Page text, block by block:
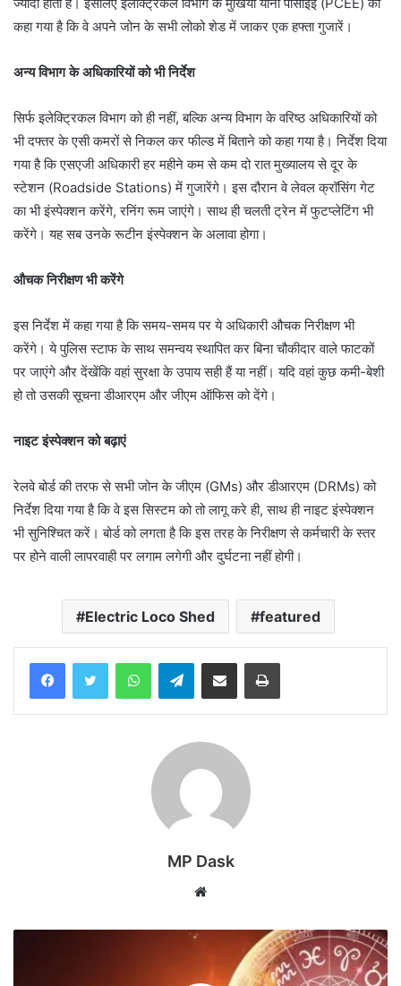
कहा गया है कि वे अपने जोन के सभी लोको शेड में जाकर एक हफ्ता गुजारें।
अन्य विभाग के अधिकारियों को भी निर्देश
सिर्फ इलेक्ट्रिकल विभाग को ही नहीं, बल्कि अन्य विभाग के वरिष्ठ अधिकारियों को
भी दफ्तर के एसी कमरों से निकल कर फील्ड में बिताने को कहा गया है। निर्देश दिया
गया है कि एसएजी अधिकारी हर महीने कम से कम दो रात मुख्यालय से दूर के
स्टेशन (Roadside Stations) में गुजारेंगे। इस दौरान वे लेवल क्रॉसिंग गेट
का भी इंस्पेक्शन करेंगे, रनिंग रूम जाएंगे। साथ ही चलती ट्रेन में फुटप्लेटिंग भी
करेंगे। यह सब उनके रूटीन इंस्पेक्शन के अलावा होगा।
औचक निरीक्षण भी करेंगे
इस निर्देश में कहा गया है कि समय-समय पर ये अधिकारी औचक निरीक्षण भी
करेंगे। ये पुलिस स्टाफ के साथ समन्वय स्थापित कर बिना चौकीदार वाले फाटकों
पर जाएंगे और देंखेंकि वहां सुरक्षा के उपाय सही हैं या नहीं। यदि वहां कुछ कमी-बेशी
हो तो उसकी सूचना डीआरएम और जीएम ऑफिस को देंगे।
नाइट इंस्पेक्शन को बढ़ाएं
रेलवे बोर्ड की तरफ से सभी जोन के जीएम (GMs) और डीआरएम (DRMs) को
निर्देश दिया गया है कि वे इस सिस्टम को तो लागू करे ही, साथ ही नाइट इंस्पेक्शन
भी सुनिश्चित करें। बोर्ड को लगता है कि इस तरह के निरीक्षण से कर्मचारी के स्तर
पर होने वाली लापरवाही पर लगाम लगेगी और दुर्घटना नहीं होगी।
Electric Loco Shed featured
WhatsAppTelegramShare via Email Print
MP Dask
Website